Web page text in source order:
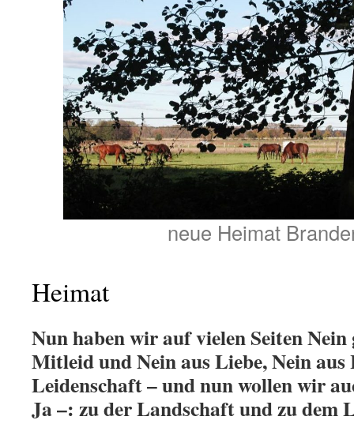
neue Heimat
Heimat
Nun haben wir auf vielen Seiten Nein
Mitleid und Nein aus Liebe, Nein aus
Leidenschaft – und nun wollen wir
Ja –: zu der Landschaft und zu dem